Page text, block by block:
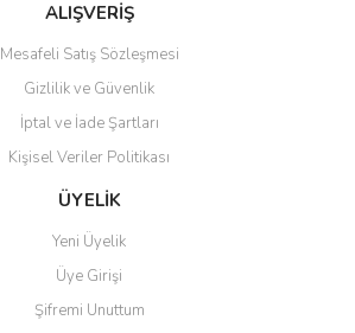
ALIŞVERİŞ
Mesafeli Satış Sözleşmesi
Gizlilik ve Güvenlik
İptal ve İade Şartları
Kişisel Veriler Politikası
ÜYELİK
Yeni Üyelik
Üye Girişi
Şifremi Unuttum